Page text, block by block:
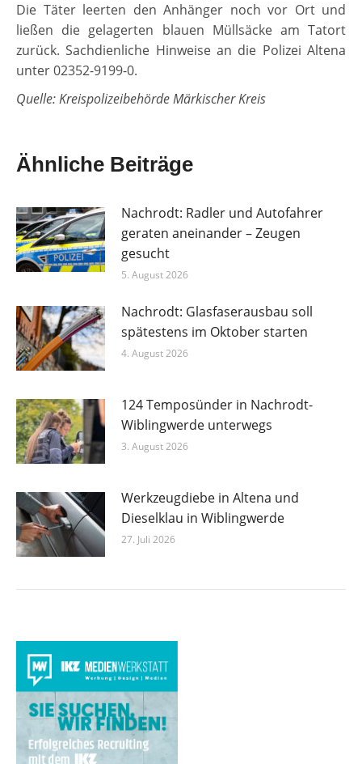
Die Täter leerten den Anhänger noch vor Ort und
ließen die gelagerten blauen Müllsäcke am Tatort
zurück. Sachdienliche Hinweise an die Polizei Altena
unter 02352-9199-0.
Quelle: Kreispolizeibehörde Märkischer Kreis
Ähnliche Beiträge
Nachrodt: Radler und Autofahrer
geraten aneinander – Zeugen
gesucht
5. August 2026
Nachrodt: Glasfaserausbau soll
spätestens im Oktober starten
4. August 2026
124 Temposünder in Nachrodt-
Wiblingwerde unterwegs
3. August 2026
Werkzeugdiebe in Altena und
Dieselklau in Wiblingwerde
27. Juli 2026